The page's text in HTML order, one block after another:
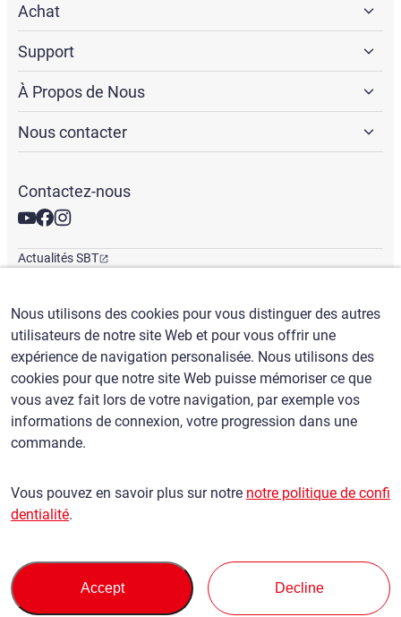
Achat
Support
À Propos de Nous
Nous contacter
Contactez-nous
Actualités SBT
Français/ ($) USD
politique de confidentialité
Politique en matière de réclamations
Politique de base contre les forces antisociales
This site is protected by reCAPTCHA and the Google
Terms of Servi
Nous utilisons des cookies pour vous distinguer des autres
utilisateurs de notre site Web et pour vous offrir une
expérience de navigation personalisée. Nous utilisons des
cookies pour que notre site Web puisse mémoriser ce que
vous avez fait lors de votre navigation, par exemple vos
informations de connexion, votre progression dans une
commande.
Vous pouvez en savoir plus sur notre notre politique de confi
dentialité.
Accept Decline